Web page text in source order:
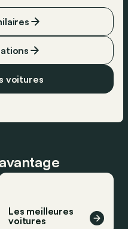
voitures
Les meilleures
voitures